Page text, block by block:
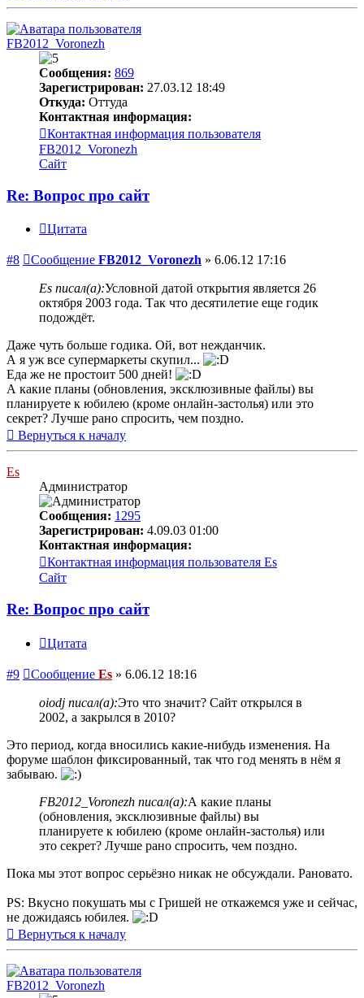
FB2012_Voronezh
Сообщения: 869
Зарегистрирован: 27.03.12 18:49
Откуда: Оттуда
Контактная информация:
Контактная информация пользователя
FB2012_Voronezh
Сайт
Re: Вопрос про сайт
Цитата
#8 Сообщение FB2012_Voronezh » 6.06.12 17:16
Es писал(а):Условной датой открытия является 26
октября 2003 года. Так что десятилетие еще годик
подождёт.
Даже чуть больше годика. Ой, вот нежданчик.
А я уж все супермаркеты скупил...
Еда же не простоит 500 дней!
А какие планы (обновления, эксклюзивные файлы) вы
планируете к юбилею (кроме онлайн-застолья) или это
секрет? Лучше рано спросить, чем поздно.
Вернуться к началу
Es
Администратор
Сообщения: 1295
Зарегистрирован: 4.09.03 01:00
Контактная информация:
Контактная информация пользователя Es
Сайт
Re: Вопрос про сайт
Цитата
#9 Сообщение Es » 6.06.12 18:16
oiodj писал(а):Это что значит? Сайт открылся в
2002, а закрылся в 2010?
Это период, когда вносились какие-нибудь изменения. На
форуме шаблон фиксированный, так что год менять в нём я
забываю.
FB2012_Voronezh писал(а):А какие планы
(обновления, эксклюзивные файлы) вы
планируете к юбилею (кроме онлайн-застолья) или
это секрет? Лучше рано спросить, чем поздно.
Пока мы этот вопрос серьёзно никак не обсуждали. Рановато.
PS: Вкусно покушать мы с Гришей не откажемся уже и сейчас,
не дожидаясь юбилея.
Вернуться к началу
FB2012_Voronezh